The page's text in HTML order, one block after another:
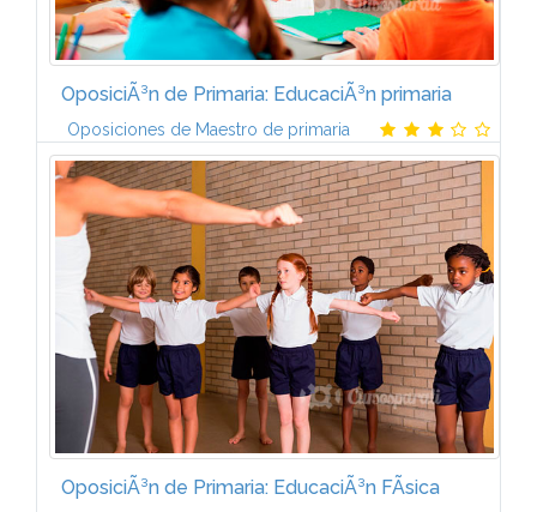
OposiciÃ³n de Primaria: EducaciÃ³n primaria
Oposiciones de Maestro de primaria
Temarios propios actualizados por nuestro equipo
de preparadores y adecuados a las convocatorias
correspondientes
OposiciÃ³n de Primaria: EducaciÃ³n FÃ­sica